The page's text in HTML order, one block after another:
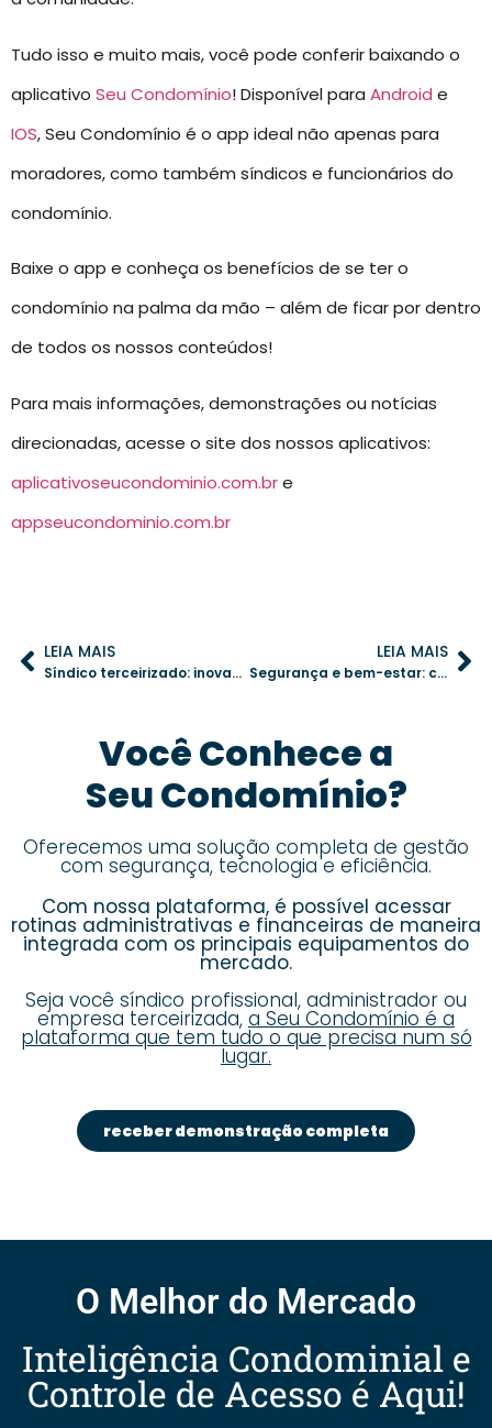
Tudo isso e muito mais, você pode conferir baixando o
aplicativo Seu Condomínio! Disponível para Android e
IOS, Seu Condomínio é o app ideal não apenas para
moradores, como também síndicos e funcionários do
condomínio.
Baixe o app e conheça os benefícios de se ter o
condomínio na palma da mão – além de ficar por dentro
de todos os nossos conteúdos!
Para mais informações, demonstrações ou notícias
direcionadas, acesse o site dos nossos aplicativos:
aplicativoseucondominio.com.bre
appseucondominio.com.br
LEIA MAIS
Síndico terceirizado: inovação na gestão condominial
LEIA MAIS
Segurança e bem-estar: como condomínios podem gerenciar emergências com pets
Você Conhece a
Seu Condomínio?
Oferecemos uma solução completa de gestão
com segurança, tecnologia e eficiência.
Com nossa plataforma, é possível acessar
rotinas administrativas e financeiras de maneira
integrada com os principais equipamentos do
mercado.
Seja você síndico profissional, administrador ou
empresa terceirizada, a Seu Condomínio é a
plataforma que tem tudo o que precisa num só
lugar.
receber demonstração completa
O Melhor do Mercado
Inteligência Condominial e
Controle de Acesso é Aqui!